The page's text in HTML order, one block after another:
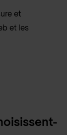
et
et les